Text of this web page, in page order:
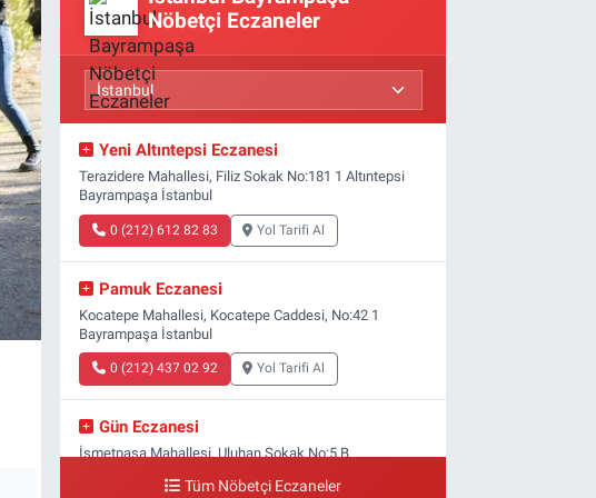
Nöbetçi Eczaneler
Yeni Altıntepsi Eczanesi
Terazidere Mahallesi, Filiz Sokak No:181 1 Altıntepsi
Bayrampaşa İstanbul
0 (212) 612 82 83 Yol Tarifi Al
Pamuk Eczanesi
Kocatepe Mahallesi, Kocatepe Caddesi, No:42 1
Bayrampaşa İstanbul
0 (212) 437 02 92 Yol Tarifi Al
Gün Eczanesi
İsmetpaşa Mahallesi, Uluhan Sokak No:5 B
Tüm Nöbetçi Eczaneler